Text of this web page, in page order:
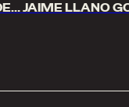
JAIME LLANO